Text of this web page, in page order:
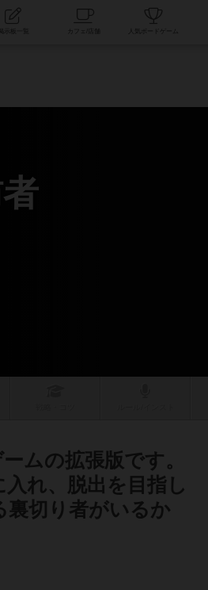
ティ
ムの拡張版です。
れ、脱出を目指し
裏切り者がいるか